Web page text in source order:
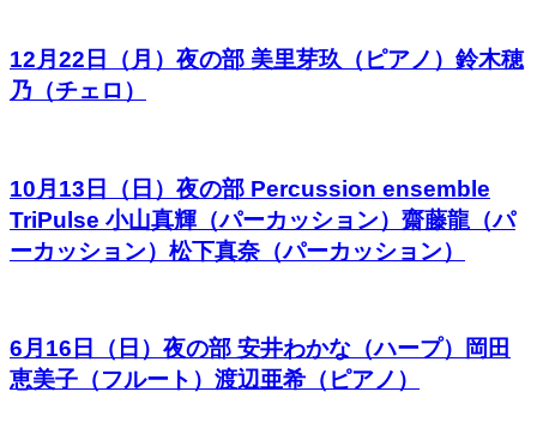
12月22日（月）夜の部 美里芽玖（ピアノ）鈴木穂
乃（チェロ）
10月13日（日）夜の部 Percussion ensemble
TriPulse 小山真輝（パーカッション）齋藤龍（パ
ーカッション）松下真奈（パーカッション）
6月16日（日）夜の部 安井わかな（ハープ）岡田
恵美子（フルート）渡辺亜希（ピアノ）